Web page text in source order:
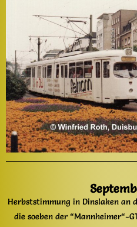
Herbststimmung in Dinslaken an
die soeben der “Mannheimer“-